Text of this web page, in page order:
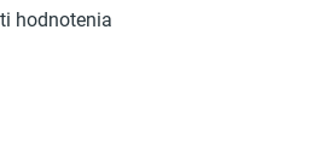
hodnotenia